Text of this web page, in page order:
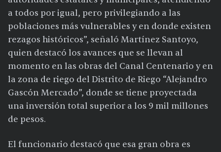
a todos por igual, pero privilegiando a las
poblaciones más vulnerables y en donde existen
rezagos históricos”, señaló Martínez Santoyo,
quien destacó los avances que se llevan al
momento en las obras del Canal Centenario y en
la zona de riego del Distrito de Riego “Alejandro
Gascón Mercado”, donde se tiene proyectada
una inversión total superior a los 9 mil millones
de pesos.
El funcionario destacó que esa gran obra es